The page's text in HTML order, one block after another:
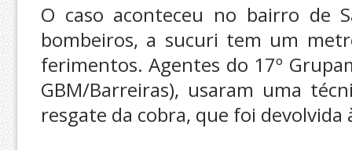
O caso aconteceu no bairro de
bombeiros, a sucuri tem um
ferimentos. Agentes do 17º
GBM/Barreiras), usaram uma
resgate da cobra, que foi